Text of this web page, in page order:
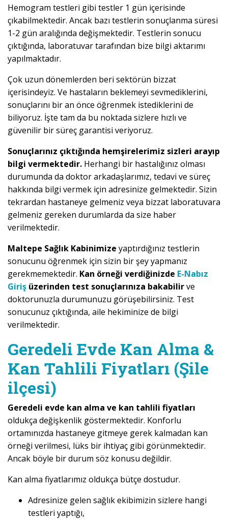
Hemogram testleri gibi testler 1 gün içerisinde
çıkabilmektedir. Ancak bazı testlerin sonuçlanma süresi
1-2 gün aralığında değişmektedir. Testlerin sonucu
çıktığında, laboratuvar tarafından bize bilgi aktarımı
yapılmaktadır.
Çok uzun dönemlerden beri sektörün bizzat
içerisindeyiz. Ve hastaların beklemeyi sevmediklerini,
sonuçlarını bir an önce öğrenmek istediklerini de
biliyoruz. İşte tam da bu noktada sizlere hızlı ve
güvenilir bir süreç garantisi veriyoruz.
Sonuçlarınız çıktığında hemşirelerimiz sizleri arayıp
bilgi vermektedir. Herhangi bir hastalığınız olması
durumunda da doktor arkadaşlarımız, tedavi ve süreç
hakkında bilgi vermek için adresinize gelmektedir. Sizin
tekrardan hastaneye gelmeniz veya bizzat laboratuvara
gelmeniz gereken durumlarda da size haber
verilmektedir.
Maltepe Sağlık Kabinimize yaptırdığınız testlerin
sonucunu öğrenmek için sizin bir şey yapmanız
gerekmemektedir. Kan örneği verdiğinizde E-Nabız
Giriş üzerinden test sonuçlarınıza bakabilirve
doktorunuzla durumunuzu görüşebilirsiniz. Test
sonucunuz çıktığında, aile hekiminize de bilgi
verilmektedir.
Geredeli Evde Kan Alma &
Kan Tahlili Fiyatları (Şile
ilçesi)
Geredeli evde kan alma ve kan tahlili fiyatları
oldukça değişkenlik göstermektedir. Konforlu
ortamınızda hastaneye gitmeye gerek kalmadan kan
örneği verilmesi, lüks bir ihtiyaç gibi görünmektedir.
Ancak böyle bir durum söz konusu değildir.
Kan alma fiyatlarımız oldukça bütçe dostudur.
Adresinize gelen sağlık ekibimizin sizlere hangi
testleri yaptığı,